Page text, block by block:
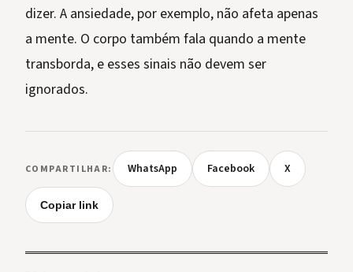
dizer. A ansiedade, por exemplo, não afeta apenas
a mente. O corpo também fala quando a mente
transborda, e esses sinais não devem ser
ignorados.
COMPARTILHAR: WhatsApp Facebook X
Copiar link